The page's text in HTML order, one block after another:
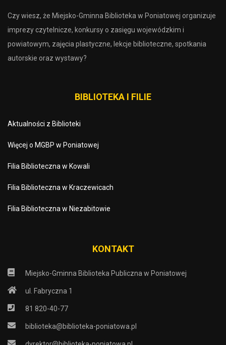
Czy wiesz, że Miejsko-Gminna Biblioteka w Poniatowej organizuje
imprezy czytelnicze, konkursy o zasięgu wojewódzkim i
powiatowym, zajęcia plastyczne, lekcje biblioteczne, spotkania
autorskie oraz wystawy?
BIBLIOTEKA I FILIE
Aktualności z Biblioteki
Więcej o MGBP w Poniatowej
Filia Biblioteczna w Kowali
Filia Biblioteczna w Kraczewicach
Filia Biblioteczna w Niezabitowie
KONTAKT
Miejsko-Gminna Biblioteka Publiczna w Poniatowej
ul. Fabryczna 1
81 820-40-77
biblioteka@biblioteka-poniatowa.pl